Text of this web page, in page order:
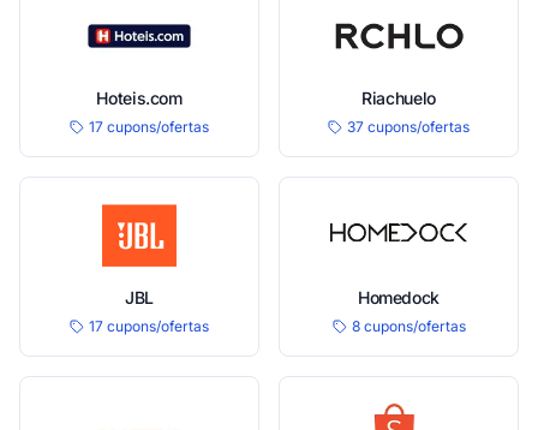
Hoteis.com
17 cupons/ofertas
Riachuelo
37 cupons/ofertas
JBL
17 cupons/ofertas
Homedock
8 cupons/ofertas